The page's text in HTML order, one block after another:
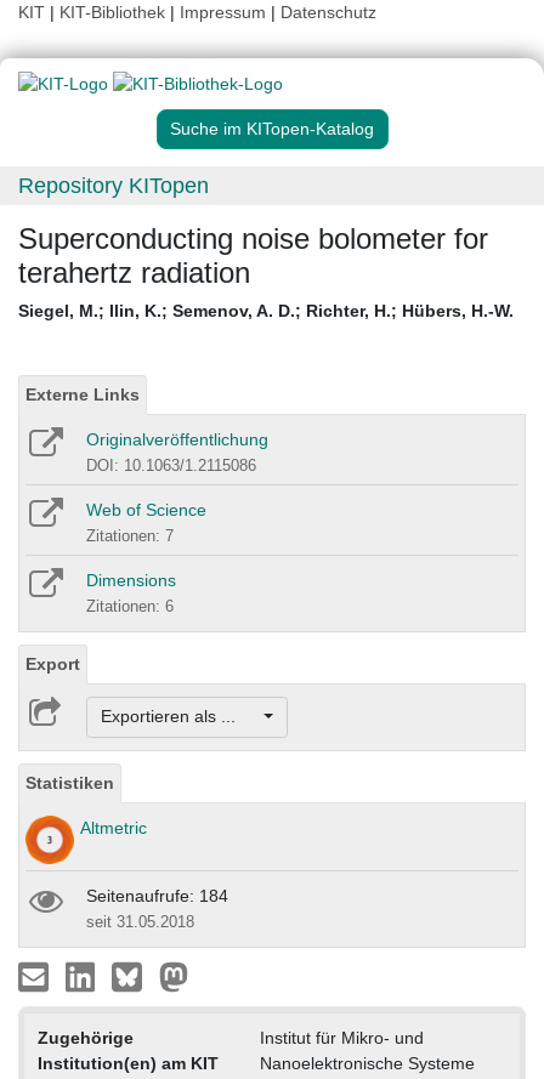
KIT | KIT-Bibliothek | Impressum | Datenschutz
Suche im KITopen-Katalog
Repository KITopen
Superconducting noise bolometer for
terahertz radiation
Siegel, M.; Ilin, K.; Semenov, A. D.; Richter, H.; Hübers, H.-W.
Externe Links
Originalveröffentlichung
DOI: 10.1063/1.2115086
Web of Science
Zitationen: 7
Dimensions
Zitationen: 6
Export
Exportieren als ...
Statistiken
Altmetric
Seitenaufrufe: 184
seit 31.05.2018
Zugehörige
Institution(en) am KIT
Institut für Mikro- und
Nanoelektronische Systeme